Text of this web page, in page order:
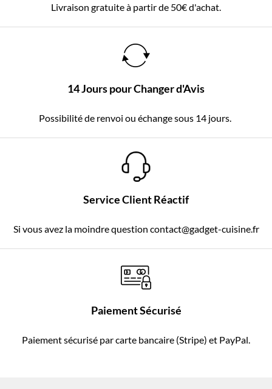
Livraison gratuite à partir de 50€ d'achat.
14 Jours pour Changer d'Avis
Possibilité de renvoi ou échange sous 14 jours.
Service Client Réactif
Si vous avez la moindre question contact@gadget-cuisine.fr
Paiement Sécurisé
Paiement sécurisé par carte bancaire (Stripe) et PayPal.